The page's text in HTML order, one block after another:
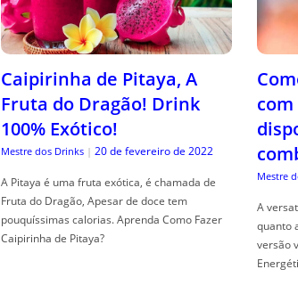
Caipirinha de Pitaya, A
Fruta do Dragão! Drink
100% Exótico!
Mestre dos Drinks | 20 de fevereiro de 2022
A Pitaya é uma fruta exótica, é chamada de
Fruta do Dragão, Apesar de doce tem
pouquíssimas calorias. Aprenda Como Fazer
Caipirinha de Pitaya?
com
Mestre
A
quanto
versão